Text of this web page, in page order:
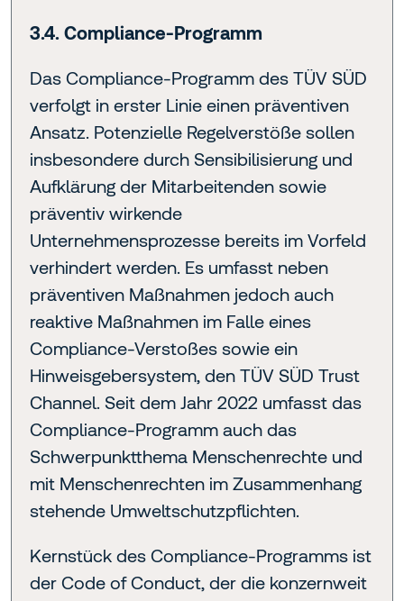
3.4. Compliance-Programm
Das Compliance-Programm des TÜV SÜD
verfolgt in erster Linie einen präventiven
Ansatz. Potenzielle Regelverstöße sollen
insbesondere durch Sensibilisierung und
Aufklärung der Mitarbeitenden sowie
präventiv wirkende
Unternehmensprozesse bereits im Vorfeld
verhindert werden. Es umfasst neben
präventiven Maßnahmen jedoch auch
reaktive Maßnahmen im Falle eines
Compliance-Verstoßes sowie ein
Hinweisgebersystem, den TÜV SÜD Trust
Channel. Seit dem Jahr 2022 umfasst das
Compliance-Programm auch das
Schwerpunktthema Menschenrechte und
mit Menschenrechten im Zusammenhang
stehende Umweltschutzpflichten.
Kernstück des Compliance-Programms ist
der Code of Conduct, der die konzernweit